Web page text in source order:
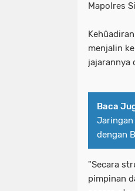
Mapolres
menjalin
jajarannya
Baca
Jaringan
dengan
"Secara
pimpinan